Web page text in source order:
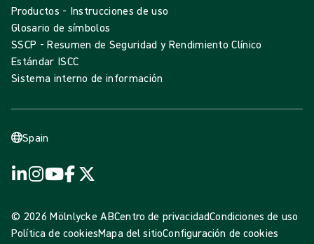
Productos - Instrucciones de uso
Glosario de símbolos
SSCP - Resumen de Seguridad y Rendimiento Clínico
Estándar ISCC
Sistema interno de información
Spain
© 2026 Mölnlycke ABCentro de privacidadCondiciones de uso
Política de cookiesMapa del sitioConfiguración de cookies